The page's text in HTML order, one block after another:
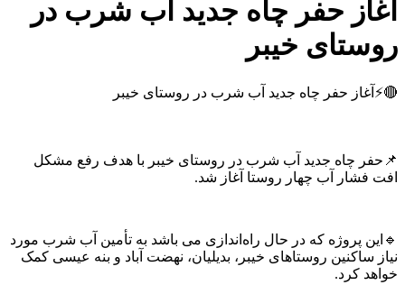
حفر چاه جدید آب شرب در
خیبر
حفر چاه جدید آب شرب در روستای خیبر
چاه جدید آب شرب در روستای خیبر با هدف رفع مشکل
آب چهار روستا آغاز شد.
پروژه که در حال راه‌اندازی می باشد به تأمین آب شرب مورد
ساکنین روستاهای خیبر، بدیلیان، نهضت آباد و بنه عیسی کمک
کرد.